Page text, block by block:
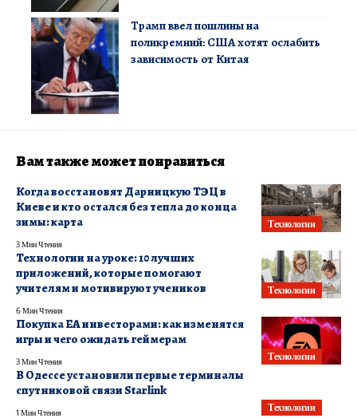
Трамп ввел пошлины на
поликремний: США хотят ослабить
зависимость от Китая
Вам также может понравиться
Технологии
Когда восстановят Дарницкую ТЭЦ в
Киеве и кто остался без тепла до конца
зимы: карта
3 Мин Чтения
Технологии
Технологии на уроке: 10 лучших
приложений, которые помогают
учителям и мотивируют учеников
6 Мин Чтения
Технологии
Покупка EA инвесторами: как изменятся
игры и чего ожидать геймерам
3 Мин Чтения
Технологии
В Одессе установили первые терминалы
спутниковой связи Starlink
1 Мин Чтения